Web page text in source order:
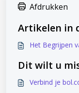
Afdrukken
Artikelen in
Het Begrijpen
Dit wilt u
Verbind je